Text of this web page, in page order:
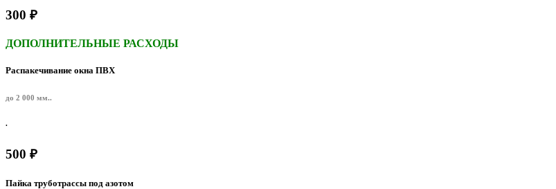
300 ₽
ДОПОЛНИТЕЛЬНЫЕ РАСХОДЫ
Распакечивание окна ПВХ
до 2 000 мм..
.
500 ₽
Пайка труботрассы под азотом